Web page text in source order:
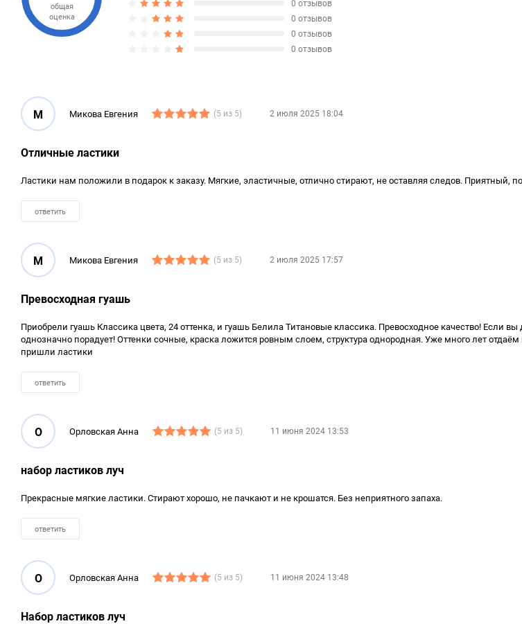
общая
оценка
0 отзывов
0 отзывов
0 отзывов
0 отзывов
М Микова Евгения (5 из 5) 2 июля 2025 18:04
Отличные ластики
Ластики нам положили в подарок к заказу. Мягкие, эластичные, отлично стирают, не оставляя следов. Приятный,
ответить
М Микова Евгения (5 из 5) 2 июля 2025 17:57
Превосходная гуашь
Приобрели гуашь Классика цвета, 24 оттенка, и гуашь Белила Титановые классика. Превосходное качество! Если
однозначно порадует! Оттенки сочные, краска ложится ровным слоем, структура однородная. Уже много лет
пришли ластики
ответить
О Орловская Анна (5 из 5) 11 июня 2024 13:53
набор ластиков луч
Прекрасные мягкие ластики. Стирают хорошо, не пачкают и не крошатся. Без неприятного запаха.
ответить
О Орловская Анна (5 из 5) 11 июня 2024 13:48
Набор ластиков луч